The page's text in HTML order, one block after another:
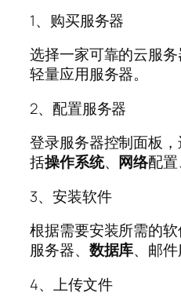
1、购买服务器
选择一家可靠的云服
轻量应用服务器。
2、配置服务器
登录服务器控制面板
括操作系统、 网络配
3、安装软件
根据需要安装所需的
服务器、 数据库、邮件
4、上传文件